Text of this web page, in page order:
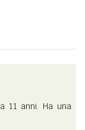
11 anni. Ha una